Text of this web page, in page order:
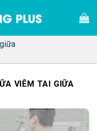
VIÊM TAI GIỮA